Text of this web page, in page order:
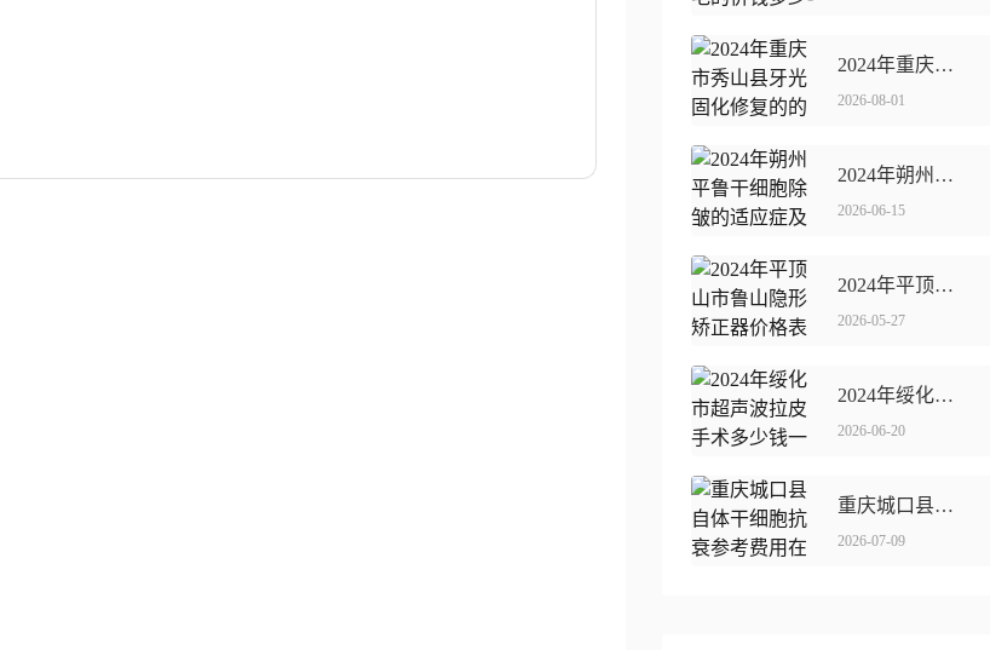
2024年重庆市秀山县牙光固化修复的的价格是多少,牙光固化修复整容价格?
2026-08-01
2024年朔州平鲁干细胞除皱的适应症及费用
2026-06-15
2024年平顶山市鲁山隐形矫正器价格表(费用)清单明细,隐形矫正器一般价位多少钱呢?
2026-05-27
2024年绥化市超声波拉皮手术多少钱一次呀
2026-06-20
重庆城口县自体干细胞抗衰参考费用在线获取
2026-07-09